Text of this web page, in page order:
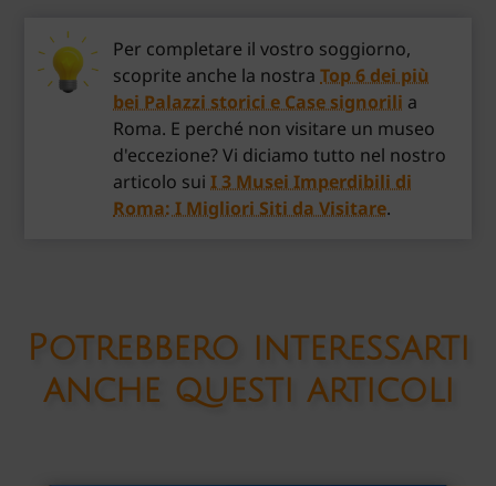
Per completare il vostro soggiorno,
scoprite anche la nostraTop 6 dei più
bei Palazzi storici e Case signorili a
Roma. E perché non visitare un museo
d'eccezione? Vi diciamo tutto nel nostro
articolo suiI 3 Musei Imperdibili di
Roma: I Migliori Siti da Visitare.
Potrebbero interessarti
anche questi articoli